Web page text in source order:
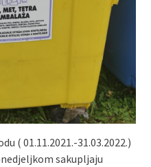
( 01.11.2021.-31.03.2022.)
sakupljaju